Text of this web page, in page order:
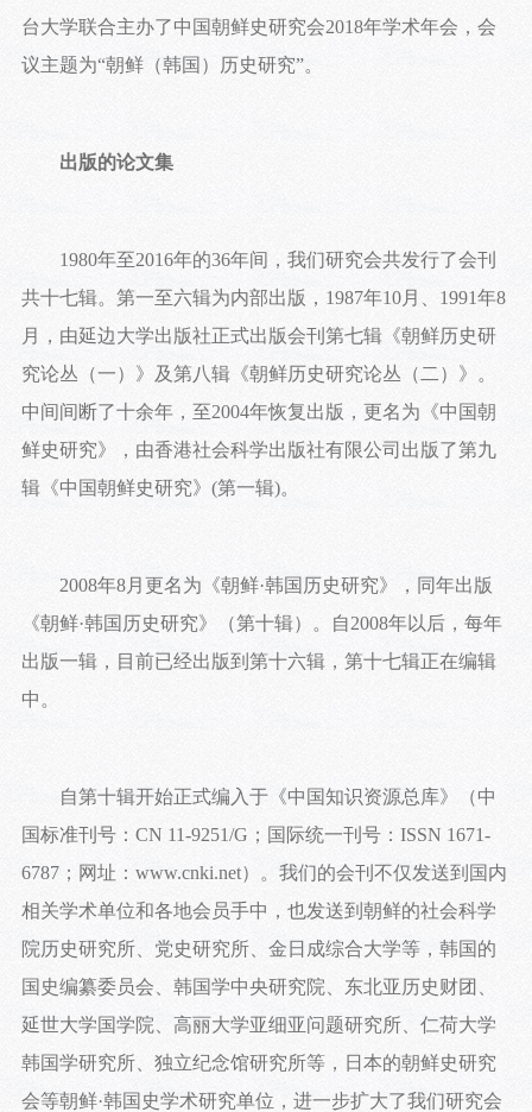
台大学联合主办了中国朝鲜史研究会2018年学术年会，会
议主题为“朝鲜（韩国）历史研究”。
出版的论文集
1980年至2016年的36年间，我们研究会共发行了会刊
共十七辑。第一至六辑为内部出版，1987年10月、1991年8
月，由延边大学出版社正式出版会刊第七辑《朝鲜历史研
究论丛（一）》及第八辑《朝鲜历史研究论丛（二）》。
中间间断了十余年，至2004年恢复出版，更名为《中国朝
鲜史研究》，由香港社会科学出版社有限公司出版了第九
辑《中国朝鲜史研究》(第一辑)。
2008年8月更名为《朝鲜·韩国历史研究》，同年出版
《朝鲜·韩国历史研究》（第十辑）。自2008年以后，每年
出版一辑，目前已经出版到第十六辑，第十七辑正在编辑
中。
自第十辑开始正式编入于《中国知识资源总库》（中
国标准刊号：CN 11-9251/G；国际统一刊号：ISSN 1671-
6787；网址：www.cnki.net）。我们的会刊不仅发送到国内
相关学术单位和各地会员手中，也发送到朝鲜的社会科学
院历史研究所、党史研究所、金日成综合大学等，韩国的
国史编纂委员会、韩国学中央研究院、东北亚历史财团、
延世大学国学院、高丽大学亚细亚问题研究所、仁荷大学
韩国学研究所、独立纪念馆研究所等，日本的朝鲜史研究
会等朝鲜·韩国史学术研究单位，进一步扩大了我们研究会